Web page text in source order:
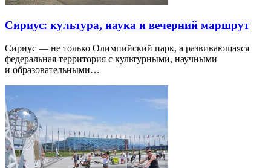
Сириус: культура, наука и вечерний маршрут
Сириус — не только Олимпийский парк, а развивающаяся
федеральная территория с культурными, научными
и образовательными…